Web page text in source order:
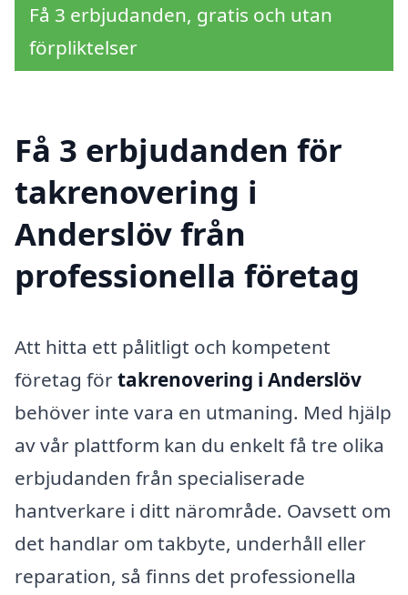
Få 3 erbjudanden, gratis och utan
förpliktelser
Få 3 erbjudanden för
takrenovering i
Anderslöv från
professionella företag
Att hitta ett pålitligt och kompetent
företag förtakrenovering i Anderslöv
behöver inte vara en utmaning. Med hjälp
av vår plattform kan du enkelt få tre olika
erbjudanden från specialiserade
hantverkare i ditt närområde. Oavsett om
det handlar om takbyte, underhåll eller
reparation, så finns det professionella